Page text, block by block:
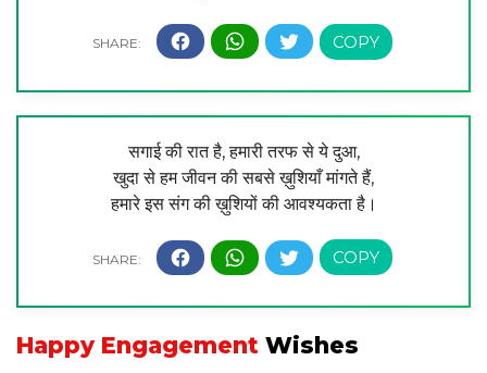
सगाई की रात है, हमारी तरफ से ये दुआ,
खुदा से हम जीवन की सबसे ख़ुशियाँ मांगते हैं,
हमारे इस संग की ख़ुशियों की आवश्यकता है।
Happy Engagement Wishes